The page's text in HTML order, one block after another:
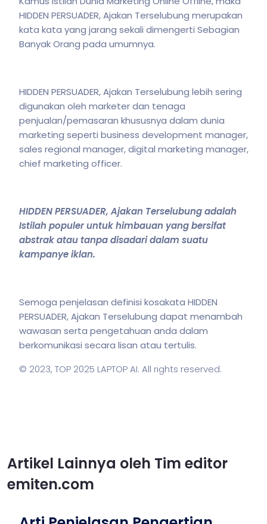
HIDDEN PERSUADER, Ajakan Terselubung merupakan
kata kata yang jarang sekali dimengerti Sebagian
Banyak Orang pada umumnya.
HIDDEN PERSUADER, Ajakan Terselubung lebih sering
digunakan oleh marketer dan tenaga
penjualan/pemasaran khususnya dalam dunia
marketing seperti business development manager,
sales regional manager, digital marketing manager,
chief marketing officer.
HIDDEN PERSUADER, Ajakan Terselubung adalah
Istilah populer untuk himbauan yang bersifat
abstrak atau tanpa disadari dalam suatu
kampanye iklan.
Semoga penjelasan definisi kosakata HIDDEN
PERSUADER, Ajakan Terselubung dapat menambah
wawasan serta pengetahuan anda dalam
berkomunikasi secara lisan atau tertulis.
© 2023, TOP 2025 LAPTOP AI. All rights reserved.
Artikel Lainnya oleh Tim editor
emiten.com